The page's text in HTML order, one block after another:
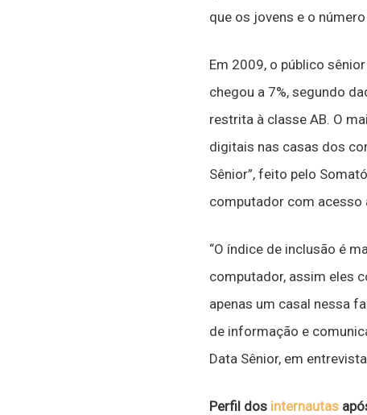
que os jovens e o
Em 2009, o público
chegou a 7%, segundo
restrita à classe AB. O
digitais nas casas dos
Sênior”, feito pelo
computador com acesso
“O índice de inclusão é
computador, assim eles
apenas um casal nessa
de informação e
Data Sênior, em
Perfil dos internautas